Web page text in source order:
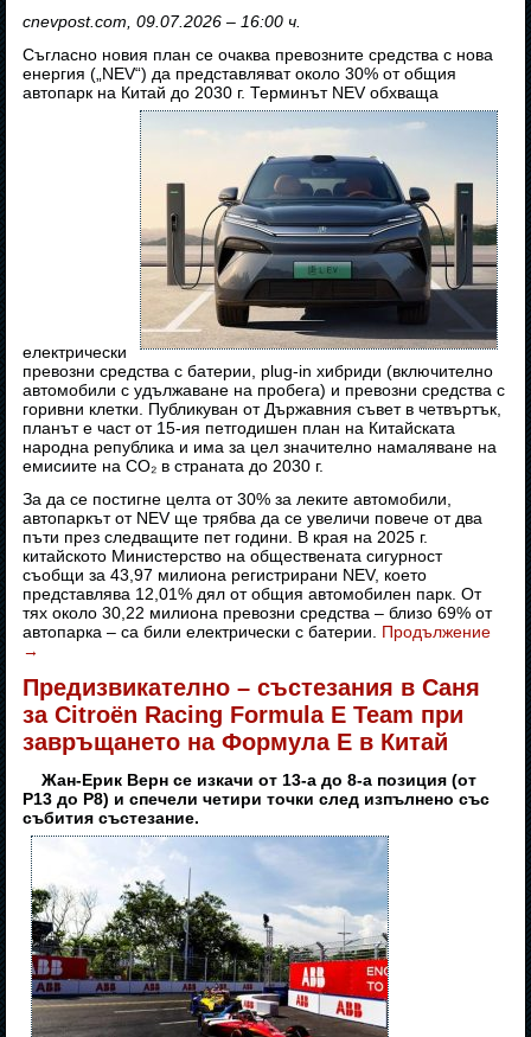
cnevpost.com, 09.07.2026 – 16:00 ч.
Съгласно новия план се очаква превозните средства с нова
енергия („NEV“) да представляват около 30% от общия
автопарк на Китай до 2030 г. Терминът NEV обхваща
електрически
превозни средства с батерии, plug-in хибриди (включително
автомобили с удължаване на пробега) и превозни средства с
горивни клетки. Публикуван от Държавния съвет в четвъртък,
планът е част от 15-ия петгодишен план на Китайската
народна република и има за цел значително намаляване на
емисиите на CO₂ в страната до 2030 г.
За да се постигне целта от 30% за леките автомобили,
автопаркът от NEV ще трябва да се увеличи повече от два
пъти през следващите пет години. В края на 2025 г.
китайското Министерство на обществената сигурност
съобщи за 43,97 милиона регистрирани NEV, което
представлява 12,01% дял от общия автомобилен парк. От
тях около 30,22 милиона превозни средства – близо 69% от
автопарка – са били електрически с батерии. Продължение
→
Предизвикателно – състезания в Саня
за Citroën Racing Formula E Team при
завръщането на Формула Е в Китай
Жан-Ерик Верн се изкачи от 13-а до 8-а позиция (от
P13 до P8) и спечели четири точки след изпълнено със
събития състезание.